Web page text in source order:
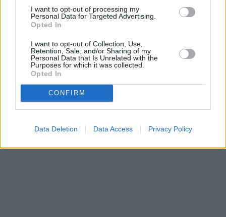
I want to opt-out of processing my
Personal Data for Targeted Advertising.
Opted In
I want to opt-out of Collection, Use,
Retention, Sale, and/or Sharing of my
Personal Data that Is Unrelated with the
Purposes for which it was collected.
Opted In
CONFIRM
Data Deletion Data Access Privacy Policy
Dovolená u moře•Bazény